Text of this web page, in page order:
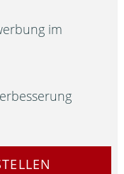
im